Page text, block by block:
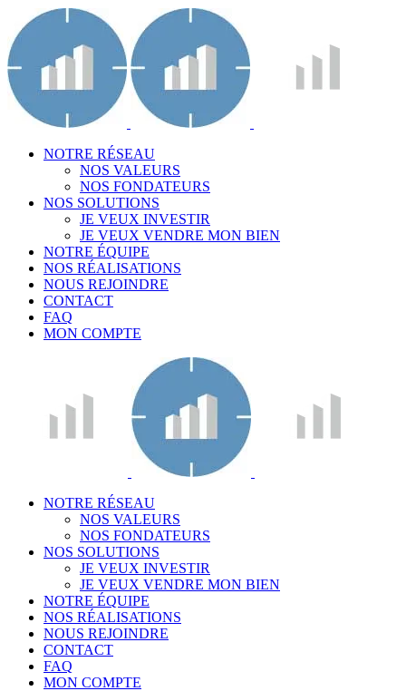
NOTRE RÉSEAU
NOS VALEURS
NOS FONDATEURS
NOS SOLUTIONS
JE VEUX INVESTIR
JE VEUX VENDRE MON BIEN
NOTRE ÉQUIPE
NOS RÉALISATIONS
NOUS REJOINDRE
CONTACT
FAQ
MON COMPTE
NOTRE RÉSEAU
NOS VALEURS
NOS FONDATEURS
NOS SOLUTIONS
JE VEUX INVESTIR
JE VEUX VENDRE MON BIEN
NOTRE ÉQUIPE
NOS RÉALISATIONS
NOUS REJOINDRE
CONTACT
FAQ
MON COMPTE